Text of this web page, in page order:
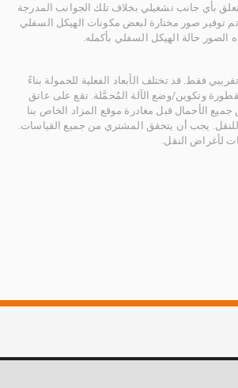
بأي جانب تشغيلي بخلاف تلك الجوانب المدرجة
توفير صور مختارة لبعض مكونات الهيكل السفلي
الصور حالة الهيكل السفلي بأكمله.
فقط. قد تختلف الأبعاد الفعلية للحمولة بناءً
وتكوين/وضع الآلة المُحمَّلة. تقع على عاتق
الأحمال قبل مغادرة موقع المزاد الخاص بنا
يجب أن يتحقق المشتري من جميع القياسات.
لأغراض النقل.